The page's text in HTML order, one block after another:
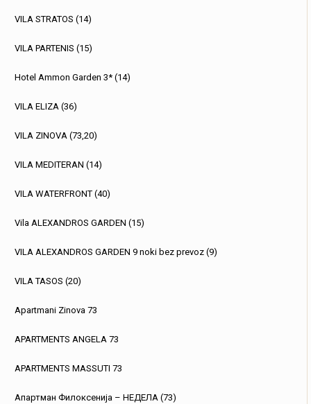
VILA STRATOS (14)
VILA PARTENIS (15)
Hotel Ammon Garden 3* (14)
VILA ELIZA (36)
VILA ZINOVA (73,20)
VILA MEDITERAN (14)
VILA WATERFRONT (40)
Vila ALEXANDROS GARDEN (15)
VILA ALEXANDROS GARDEN 9 noki bez prevoz (9)
VILA TASOS (20)
Apartmani Zinova 73
APARTMENTS ANGELA 73
APARTMENTS MASSUTI 73
Апартман Филоксенија – НЕДЕЛА (73)